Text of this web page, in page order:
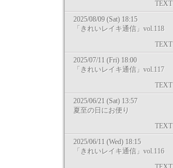
TEXT
2025/08/09 (Sat) 18:15
「きれいレイキ通信」vol.118
TEXT
2025/07/11 (Fri) 18:00
「きれいレイキ通信」vol.117
TEXT
2025/06/21 (Sat) 13:57
夏至の日にお便り
TEXT
2025/06/11 (Wed) 18:15
「きれいレイキ通信」vol.116